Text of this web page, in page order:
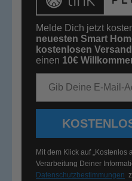
Melde Dich jetzt
neuesten Smart
kostenlosen Versand
einen 10€
Mit dem Klick auf „Kostenlos
Verarbeitung Deiner
Datenschutzbestimmungen